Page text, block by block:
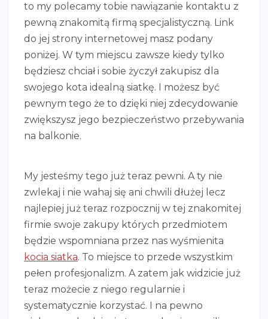
to my polecamy tobie nawiązanie kontaktu z
pewną znakomitą firmą specjalistyczną. Link
do jej strony internetowej masz podany
poniżej. W tym miejscu zawsze kiedy tylko
będziesz chciał i sobie życzył zakupisz dla
swojego kota idealną siatkę. I możesz być
pewnym tego że to dzięki niej zdecydowanie
zwiększysz jego bezpieczeństwo przebywania
na balkonie.
My jesteśmy tego już teraz pewni. A ty nie
zwlekaj i nie wahaj się ani chwili dłużej lecz
najlepiej już teraz rozpocznij w tej znakomitej
firmie swoje zakupy których przedmiotem
będzie wspomniana przez nas wyśmienita
kocia siatka. To miejsce to przede wszystkim
pełen profesjonalizm. A zatem jak widzicie już
teraz możecie z niego regularnie i
systematycznie korzystać. I na pewno